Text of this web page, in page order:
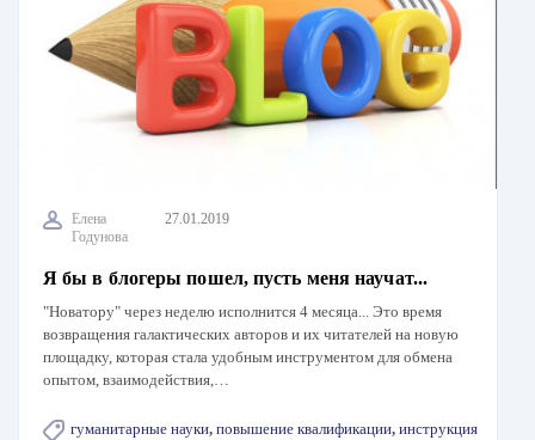
Елена
Годунова
27.01.2019
Я бы в блогеры пошел, пусть меня научат...
"Новатору" через неделю исполнится 4 месяца... Это время
возвращения галактических авторов и их читателей на новую
площадку, которая стала удобным инструментом для обмена
опытом, взаимодействия,…
гуманитарные науки, повышение квалификации, инструкция